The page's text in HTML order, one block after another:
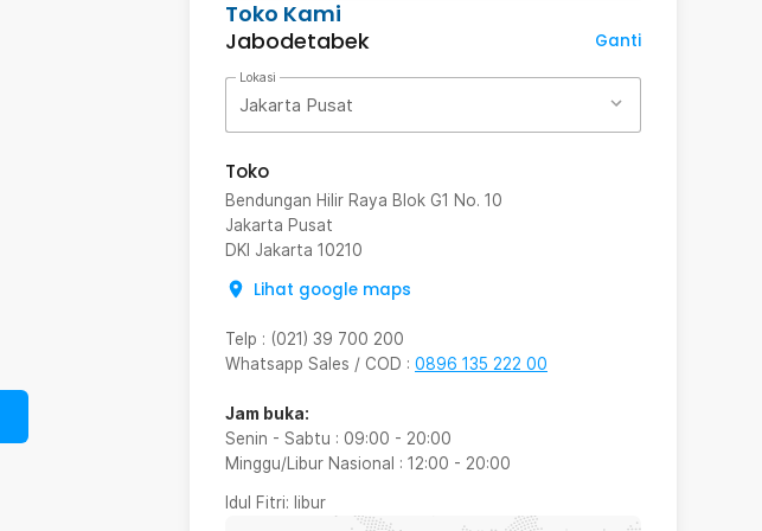
Toko Kami
Jabodetabek
Ganti
Lokasi
Jakarta Pusat
Toko
Bendungan Hilir Raya Blok G1 No. 10
Jakarta Pusat
DKI Jakarta 10210
Lihat google maps
Telp : (021) 39 700 200
Whatsapp Sales / COD : 0896 135 222 00
Jam buka:
Senin - Sabtu : 09:00 - 20:00
Minggu/Libur Nasional : 12:00 - 20:00
Idul Fitri: libur